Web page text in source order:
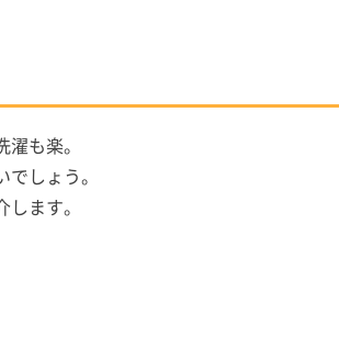
も楽。
しょう。
ます。